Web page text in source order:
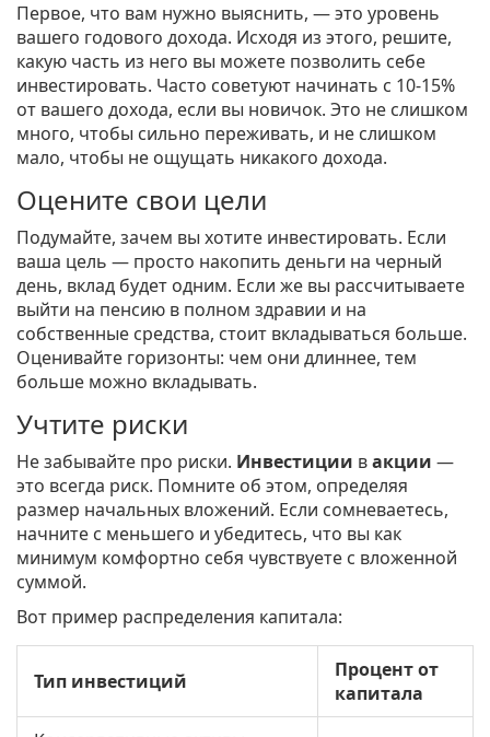
Первое, что вам нужно выяснить, — это уровень
вашего годового дохода. Исходя из этого, решите,
какую часть из него вы можете позволить себе
инвестировать. Часто советуют начинать с 10-15%
от вашего дохода, если вы новичок. Это не слишком
много, чтобы сильно переживать, и не слишком
мало, чтобы не ощущать никакого дохода.
Оцените свои цели
Подумайте, зачем вы хотите инвестировать. Если
ваша цель — просто накопить деньги на черный
день, вклад будет одним. Если же вы рассчитываете
выйти на пенсию в полном здравии и на
собственные средства, стоит вкладываться больше.
Оценивайте горизонты: чем они длиннее, тем
больше можно вкладывать.
Учтите риски
Не забывайте про риски. Инвестиции вакции —
это всегда риск. Помните об этом, определяя
размер начальных вложений. Если сомневаетесь,
начните с меньшего и убедитесь, что вы как
минимум комфортно себя чувствуете с вложенной
суммой.
Вот пример распределения капитала:
Тип инвестиций
Процент от
капитала